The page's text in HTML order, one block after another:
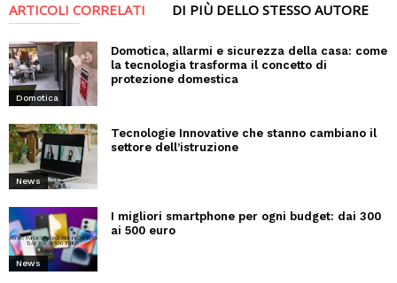
ARTICOLI CORRELATI DI PIÙ DELLO STESSO AUTORE
Domotica
Domotica, allarmi e sicurezza della casa: come
la tecnologia trasforma il concetto di
protezione domestica
News
Tecnologie Innovative che stanno cambiano il
settore dell’istruzione
News
I migliori smartphone per ogni budget: dai 300
ai 500 euro